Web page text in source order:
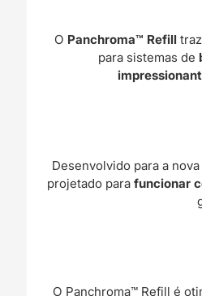
O Panchroma™ Refill
para sistemas de
Desenvolvido para a
projetado para funcionar
O Panchroma™ Refill é